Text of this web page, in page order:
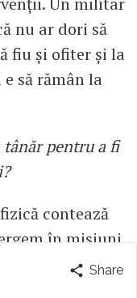
nu ar dori să
fiu și ofiter și la
să rămân la
tânăr pentru a fi
contează
în misiuni
de 20-30
să se simtă
Share